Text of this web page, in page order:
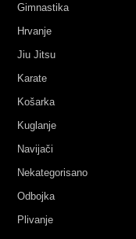
Gimnastika
Hrvanje
Jiu Jitsu
Karate
Košarka
Kuglanje
Navijači
Nekategorisano
Odbojka
Plivanje